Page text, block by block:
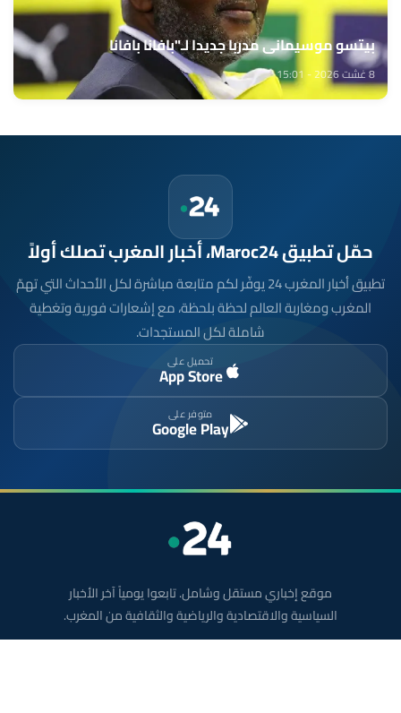
بيتسو موسيماني مدربا جديدا لـ"بافانا بافانا
8 غشت 2026 - 15:01
حمّل تطبيق Maroc24، أخبار المغرب تصلك أولاً
تطبيق أخبار المغرب 24 يوفّر لكم متابعة مباشرة لكل الأحداث التي تهمّ
المغرب ومغاربة العالم لحظة بلحظة، مع إشعارات فورية وتغطية
شاملة لكل المستجدات.
تحميل على
App Store
متوفر على
Google Play
موقع إخباري مستقل وشامل. تابعوا يومياً آخر الأخبار
السياسية والاقتصادية والرياضية والثقافية من المغرب.